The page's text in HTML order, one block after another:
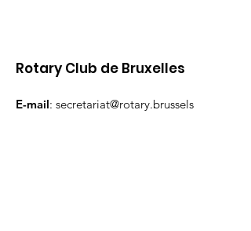
Rotary Club de Bruxelles
E-mail: secretariat@rotary.brussels